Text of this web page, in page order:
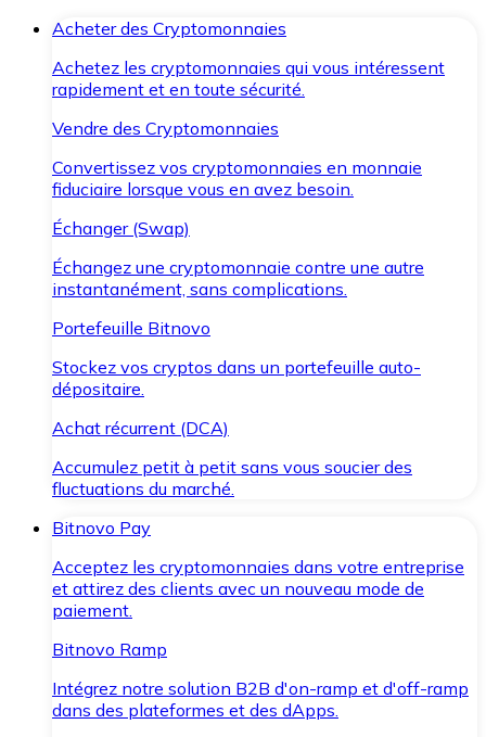
Acheter des Cryptomonnaies
Achetez les cryptomonnaies qui vous intéressent
rapidement et en toute sécurité.
Vendre des Cryptomonnaies
Convertissez vos cryptomonnaies en monnaie
fiduciaire lorsque vous en avez besoin.
Échanger (Swap)
Échangez une cryptomonnaie contre une autre
instantanément, sans complications.
Portefeuille Bitnovo
Stockez vos cryptos dans un portefeuille auto-
dépositaire.
Achat récurrent (DCA)
Accumulez petit à petit sans vous soucier des
fluctuations du marché.
Bitnovo Pay
Acceptez les cryptomonnaies dans votre entreprise
et attirez des clients avec un nouveau mode de
paiement.
Bitnovo Ramp
Intégrez notre solution B2B d'on-ramp et d'off-ramp
dans des plateformes et des dApps.